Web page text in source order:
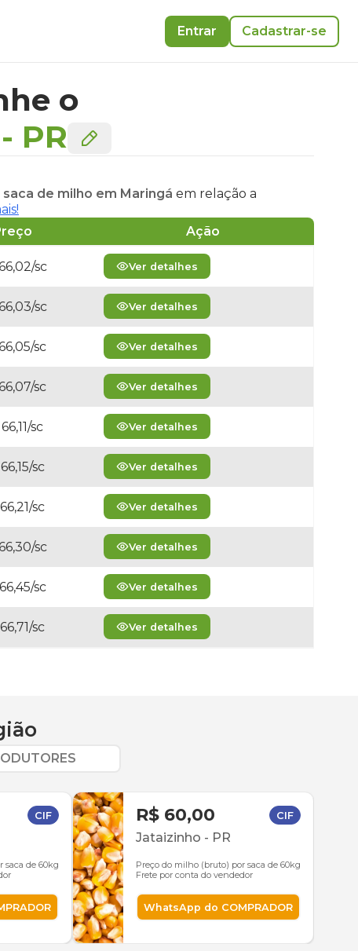
Entrar Cadastrar-se
o
- PR
de milho em Maringá em relação a
Ação
sc Ver detalhes
sc Ver detalhes
sc Ver detalhes
sc Ver detalhes
sc Ver detalhes
sc Ver detalhes
sc Ver detalhes
sc Ver detalhes
sc Ver detalhes
sc Ver detalhes
CIF
saca de 60kg
R$ 60,00 CIF
Jataizinho - PR
Preço do milho (bruto) por saca de 60kg
Frete por conta do vendedor
WhatsApp do COMPRADOR